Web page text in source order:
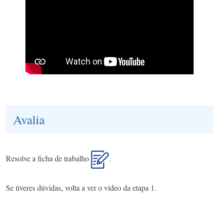
Avalia
Resolve a ficha de trabalho .
Se tiveres dúvidas, volta a ver o vídeo da etapa 1.